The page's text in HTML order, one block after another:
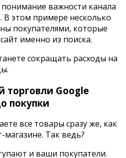
важности канала
В этом примере несколько
покупателями, которые
именно из поиска.
сокращать расходы на
торговли Google
покупки
все товары сразу же, как
магазине. Так ведь?
и ваши покупатели.